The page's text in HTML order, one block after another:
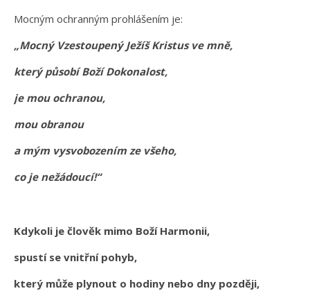
Mocným ochranným prohlášením je:
„Mocný Vzestoupený Ježíš Kristus ve mně,
který působí Boží Dokonalost,
je mou ochranou,
mou obranou
a mým vysvobozením ze všeho,
co je nežádoucí!“
Kdykoli je člověk mimo Boží Harmonii,
spustí se vnitřní pohyb,
který může plynout o hodiny nebo dny později,